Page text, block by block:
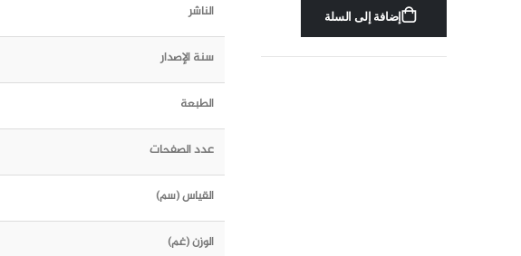
إضافة إلى السلة الناشر
سنة الإصدار
الطبعة
عدد الصفحات
القياس (سم)
الوزن (غم)